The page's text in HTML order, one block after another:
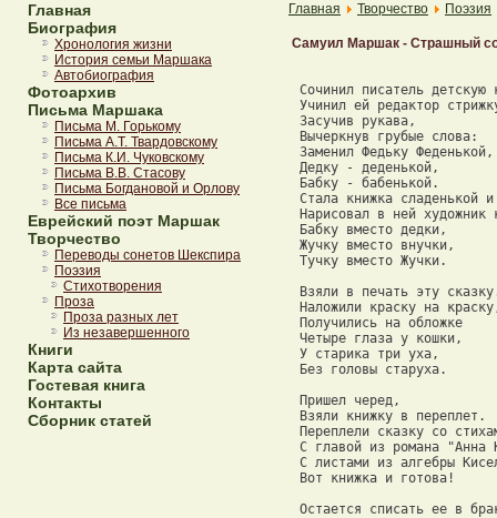
Главная
Биография
Хронология жизни
История семьи Маршака
Автобиография
Фотоархив
Письма Маршака
Письма М. Горькому
Письма А.Т. Твардовскому
Письма К.И. Чуковскому
Письма В.В. Стасову
Письма Богдановой и Орлову
Все письма
Еврейский поэт Маршак
Творчество
Переводы сонетов Шекспира
Поэзия
Стихотворения
Проза
Проза разных лет
Из незавершенного
Книги
Карта сайта
Гостевая книга
Контакты
Сборник статей
Главная Творчество Поэзия
Самуил Маршак - Страшный
Сочинил писатель
Учинил ей редактор
Засучив рукава,
Вычеркнув грубые слова:
Заменил Федьку
Дедку - деденькой,
Бабку - бабенькой.
Стала книжка сладенькой
Нарисовал в ней
Бабку вместо дедки,
Жучку вместо внучки,
Тучку вместо Жучки.
Взяли в печать эту
Наложили краску на
Получились на обложке
Четыре глаза у кошки,
У старика три уха,
Без головы старуха.
Пришел черед,
Взяли книжку в переплет.
Переплели сказку со
С главой из романа
С листами из алгебры
Вот книжка и готова!
Остается списать ее в